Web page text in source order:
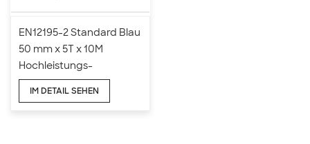
EN12195-2 Standard Blau
50 mm x 5T x 10M
Hochleistungs-
Ratschen-Zurrgurte
IM DETAIL SEHEN